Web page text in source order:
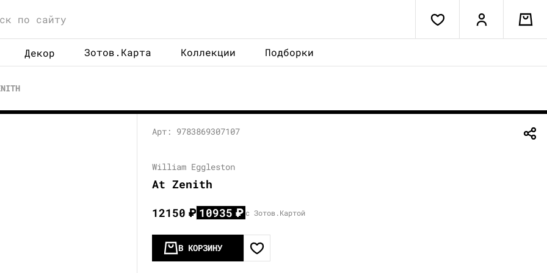
Декор Зотов.Карта Коллекции Подборки
Арт: 9783869307107
William Eggleston
At Zenith
12150₽ 10935₽ с Зотов.Картой
В КОРЗИНУ